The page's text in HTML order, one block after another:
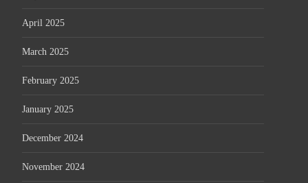
April 2025
March 2025
February 2025
January 2025
December 2024
November 2024